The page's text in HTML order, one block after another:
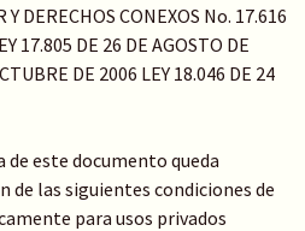
Y DERECHOS CONEXOS No. 17.616
17.805 DE 26 DE AGOSTO DE
DE 2006 LEY 18.046 DE 24
de este documento queda
de las siguientes condiciones de
para usos privados